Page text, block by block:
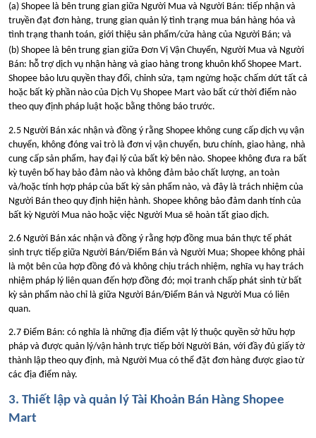
(a) Shopee là bên trung gian giữa Người Mua và Người Bán: tiếp nhận và
truyền đạt đơn hàng, trung gian quản lý tình trạng mua bán hàng hóa và
tình trạng thanh toán, giới thiệu sản phẩm/cửa hàng của Người Bán; và
(b) Shopee là bên trung gian giữa Đơn Vị Vận Chuyển, Người Mua và Người
Bán: hỗ trợ dịch vụ nhận hàng và giao hàng trong khuôn khổ Shopee Mart.
Shopee bảo lưu quyền thay đổi, chỉnh sửa, tạm ngừng hoặc chấm dứt tất cả
hoặc bất kỳ phần nào của Dịch Vụ Shopee Mart vào bất cứ thời điểm nào
theo quy định pháp luật hoặc bằng thông báo trước.
2.5 Người Bán xác nhận và đồng ý rằng Shopee không cung cấp dịch vụ vận
chuyển, không đóng vai trò là đơn vị vận chuyển, bưu chính, giao hàng, nhà
cung cấp sản phẩm, hay đại lý của bất kỳ bên nào. Shopee không đưa ra bất
kỳ tuyên bố hay bảo đảm nào và không đảm bảo chất lượng, an toàn
và/hoặc tính hợp pháp của bất kỳ sản phẩm nào, và đây là trách nhiệm của
Người Bán theo quy định hiện hành. Shopee không bảo đảm danh tính của
bất kỳ Người Mua nào hoặc việc Người Mua sẽ hoàn tất giao dịch.
2.6 Người Bán xác nhận và đồng ý rằng hợp đồng mua bán thực tế phát
sinh trực tiếp giữa Người Bán/Điểm Bán và Người Mua; Shopee không phải
là một bên của hợp đồng đó và không chịu trách nhiệm, nghĩa vụ hay trách
nhiệm pháp lý liên quan đến hợp đồng đó; mọi tranh chấp phát sinh từ bất
kỳ sản phẩm nào chỉ là giữa Người Bán/Điểm Bán và Người Mua có liên
quan.
2.7 Điểm Bán: có nghĩa là những địa điểm vật lý thuộc quyền sở hữu hợp
pháp và được quản lý/vận hành trực tiếp bởi Người Bán, với đầy đủ giấy tờ
thành lập theo quy định, mà Người Mua có thể đặt đơn hàng được giao từ
các địa điểm này.
3. Thiết lập và quản lý Tài Khoản Bán Hàng Shopee
Mart